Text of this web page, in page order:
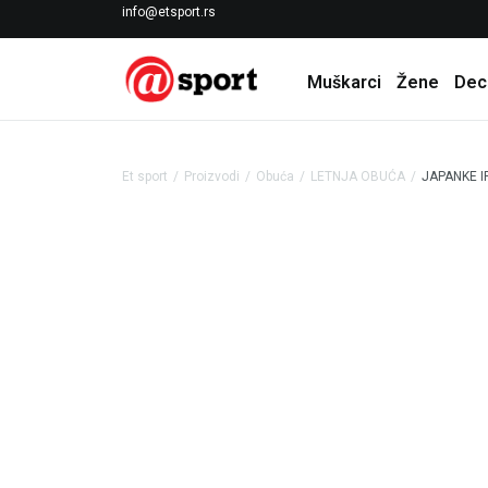
info@etsport.rs
LICENCIRANI CLEARANCE PARTNER ADIDAS
Muškarci Žene
Et sport Proizvodi Obuća LETNJA OBUĆA JAPANKE